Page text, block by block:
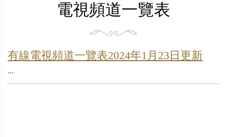
電視頻道一覽表
有線電視頻道一覽表2024年1月23日更新
...